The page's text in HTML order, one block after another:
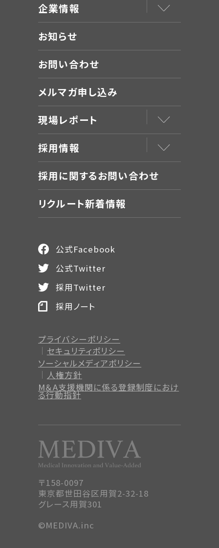
企業情報
お知らせ
お問い合わせ
メルマガ申し込み
現場レポート
採用情報
採用に関するお問い合わせ
リクルート新着情報
〒158-0097
東京都世田谷区用賀2-32-18
グレース用賀301
プライバシーポリシー
セキュリティポリシー
ソーシャルメディアポリシー
人権方針
M＆A支援機関に係る登録制度におけ
る行動指針
公式Facebook
公式Twitter
採用Twitter
採用ノート
©MEDIVA.inc